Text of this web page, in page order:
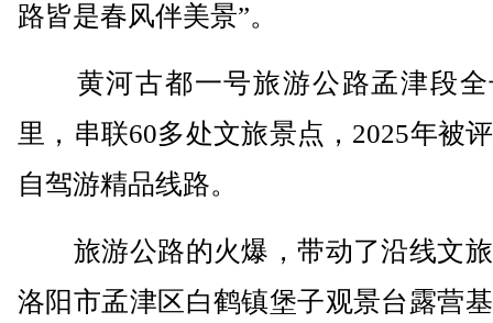
路皆是春风伴美景”。
黄河古都一号旅游公路孟津段全
里，串联60多处文旅景点，2025年被
自驾游精品线路。
旅游公路的火爆，带动了沿线文
洛阳市孟津区白鹤镇堡子观景台露营